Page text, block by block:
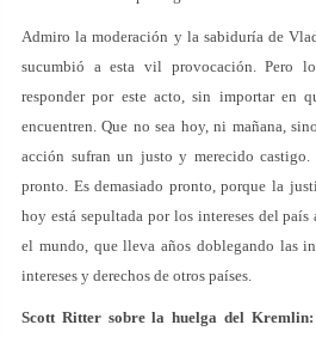
Admiro la moderación y la sabiduría de
sucumbió a esta vil provocación. Pero
responder por este acto, sin importar en
encuentren. Que no sea hoy, ni mañana,
acción sufran un justo y merecido castigo.
pronto. Es demasiado pronto, porque la
hoy está sepultada por los intereses del país
el mundo, que lleva años doblegando las
intereses y derechos de otros países.
Scott Ritter sobre la huelga del